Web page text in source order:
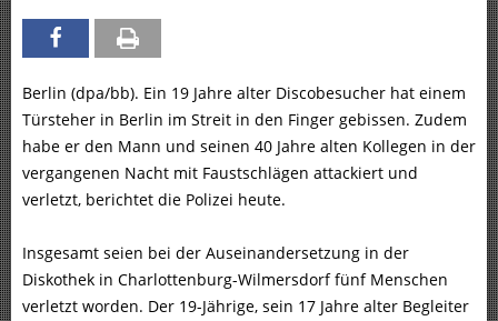
Berlin (dpa/bb). Ein 19 Jahre alter Discobesucher hat einem
Türsteher in Berlin im Streit in den Finger gebissen. Zudem
habe er den Mann und seinen 40 Jahre alten Kollegen in der
vergangenen Nacht mit Faustschlägen attackiert und
verletzt, berichtet die Polizei heute.
Insgesamt seien bei der Auseinandersetzung in der
Diskothek in Charlottenburg-Wilmersdorf fünf Menschen
verletzt worden. Der 19-Jährige, sein 17 Jahre alter Begleiter